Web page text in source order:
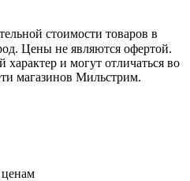
стоимости товаров в
Цены не являются офертой.
и могут отличаться во
магазинов Мильстрим.